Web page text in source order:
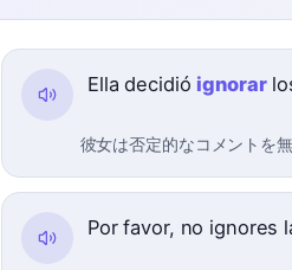
Ella decidió ignorar
彼女は否定的なコメントを
Por favor, no ignores